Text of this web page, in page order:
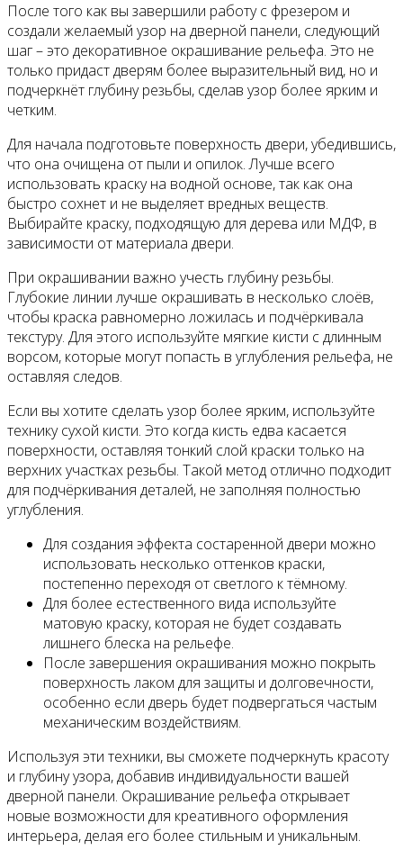
После того как вы завершили работу с фрезером и
создали желаемый узор на дверной панели, следующий
шаг – это декоративное окрашивание рельефа. Это не
только придаст дверям более выразительный вид, но и
подчеркнёт глубину резьбы, сделав узор более ярким и
четким.
Для начала подготовьте поверхность двери, убедившись,
что она очищена от пыли и опилок. Лучше всего
использовать краску на водной основе, так как она
быстро сохнет и не выделяет вредных веществ.
Выбирайте краску, подходящую для дерева или МДФ, в
зависимости от материала двери.
При окрашивании важно учесть глубину резьбы.
Глубокие линии лучше окрашивать в несколько слоёв,
чтобы краска равномерно ложилась и подчёркивала
текстуру. Для этого используйте мягкие кисти с длинным
ворсом, которые могут попасть в углубления рельефа, не
оставляя следов.
Если вы хотите сделать узор более ярким, используйте
технику сухой кисти. Это когда кисть едва касается
поверхности, оставляя тонкий слой краски только на
верхних участках резьбы. Такой метод отлично подходит
для подчёркивания деталей, не заполняя полностью
углубления.
Для создания эффекта состаренной двери можно
использовать несколько оттенков краски,
постепенно переходя от светлого к тёмному.
Для более естественного вида используйте
матовую краску, которая не будет создавать
лишнего блеска на рельефе.
После завершения окрашивания можно покрыть
поверхность лаком для защиты и долговечности,
особенно если дверь будет подвергаться частым
механическим воздействиям.
Используя эти техники, вы сможете подчеркнуть красоту
и глубину узора, добавив индивидуальности вашей
дверной панели. Окрашивание рельефа открывает
новые возможности для креативного оформления
интерьера, делая его более стильным и уникальным.